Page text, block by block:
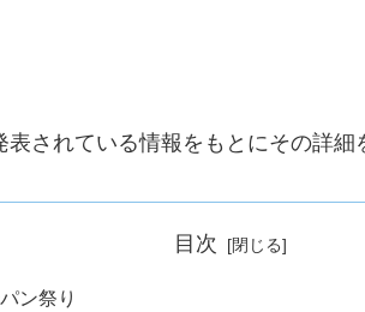
されている情報をもとにその詳細
目次
ン祭り